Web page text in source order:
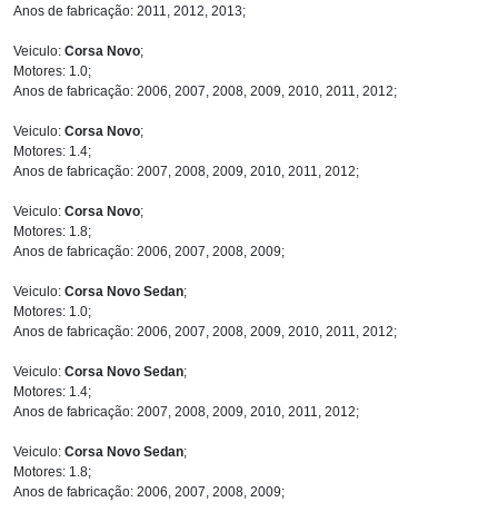
Anos de fabricação: 2011, 2012, 2013;
Veiculo: Corsa Novo;
Motores: 1.0;
Anos de fabricação: 2006, 2007, 2008, 2009, 2010, 2011, 2012;
Veiculo: Corsa Novo;
Motores: 1.4;
Anos de fabricação: 2007, 2008, 2009, 2010, 2011, 2012;
Veiculo: Corsa Novo;
Motores: 1.8;
Anos de fabricação: 2006, 2007, 2008, 2009;
Veiculo: Corsa Novo Sedan;
Motores: 1.0;
Anos de fabricação: 2006, 2007, 2008, 2009, 2010, 2011, 2012;
Veiculo: Corsa Novo Sedan;
Motores: 1.4;
Anos de fabricação: 2007, 2008, 2009, 2010, 2011, 2012;
Veiculo: Corsa Novo Sedan;
Motores: 1.8;
Anos de fabricação: 2006, 2007, 2008, 2009;